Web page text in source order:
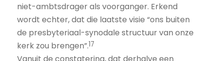
niet-ambtsdrager als voorganger. Erkend
wordt echter, dat die laatste visie “ons buiten
de presbyteriaal-synodale structuur van onze
kerk zou brengen”.17
Vanuit de constatering, dat derhalve een